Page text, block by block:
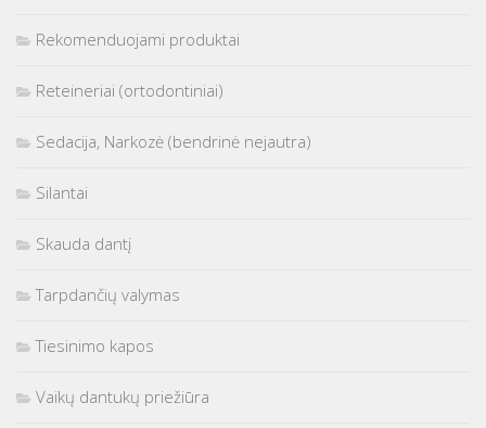
Rekomenduojami produktai
Reteineriai (ortodontiniai)
Sedacija, Narkozė (bendrinė nejautra)
Silantai
Skauda dantį
Tarpdančių valymas
Tiesinimo kapos
Vaikų dantukų priežiūra